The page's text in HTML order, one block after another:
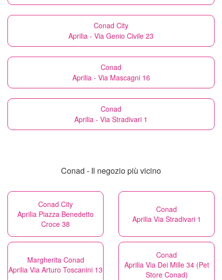
Conad City
Aprilia - Via Genio Civile 23
Conad
Aprilia - Via Mascagni 16
Conad
Aprilia - Via Stradivari 1
Conad - Il negozio più vicino
Conad City
Aprilia Piazza Benedetto
Croce 38
Conad
Aprilia Via Stradivari 1
Margherita Conad
Aprilia Via Arturo Toscanini 13
Conad
Aprilia Via Dei Mille 34 (Pet
Store Conad)